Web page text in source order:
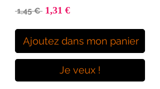
1,45 € Prix
1,31 €Prix
Ajoutez dans mon panier
Je veux !